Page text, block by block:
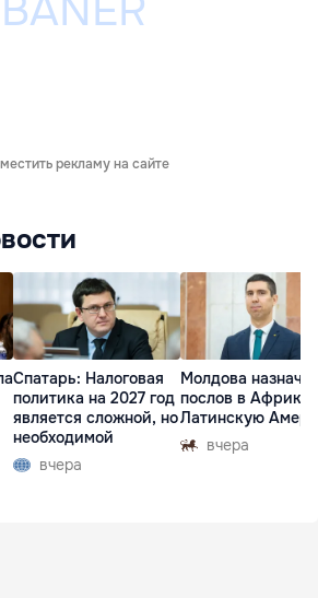
рекламу на сайте
Спатарь: Налоговая
политика на 2027 год
является сложной, но
необходимой
вчера
Молдова
послов в Африку
Латинскую
вчера